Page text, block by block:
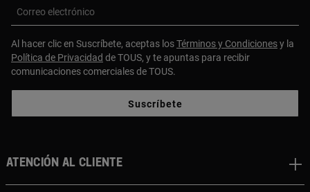
Correo electrónico
Al hacer clic en Suscríbete, aceptas losTérminos y Condicionesy la
Política de Privacidad de TOUS, y te apuntas para recibir
comunicaciones comerciales de TOUS.
Suscríbete
Atención al cliente